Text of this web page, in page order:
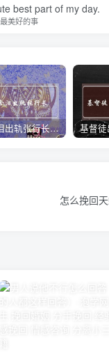
best part of my day.
美好的事
妻子含泪出轨张行长 她说全都是因为家中
怎么挽回